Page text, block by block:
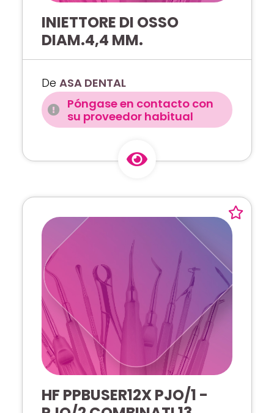
INIETTORE DI OSSO
DIAM.4,4 MM.
DeASA DENTAL
Póngase en contacto con
su proveedor habitual
HF PPBUSER12X PJO/1 -